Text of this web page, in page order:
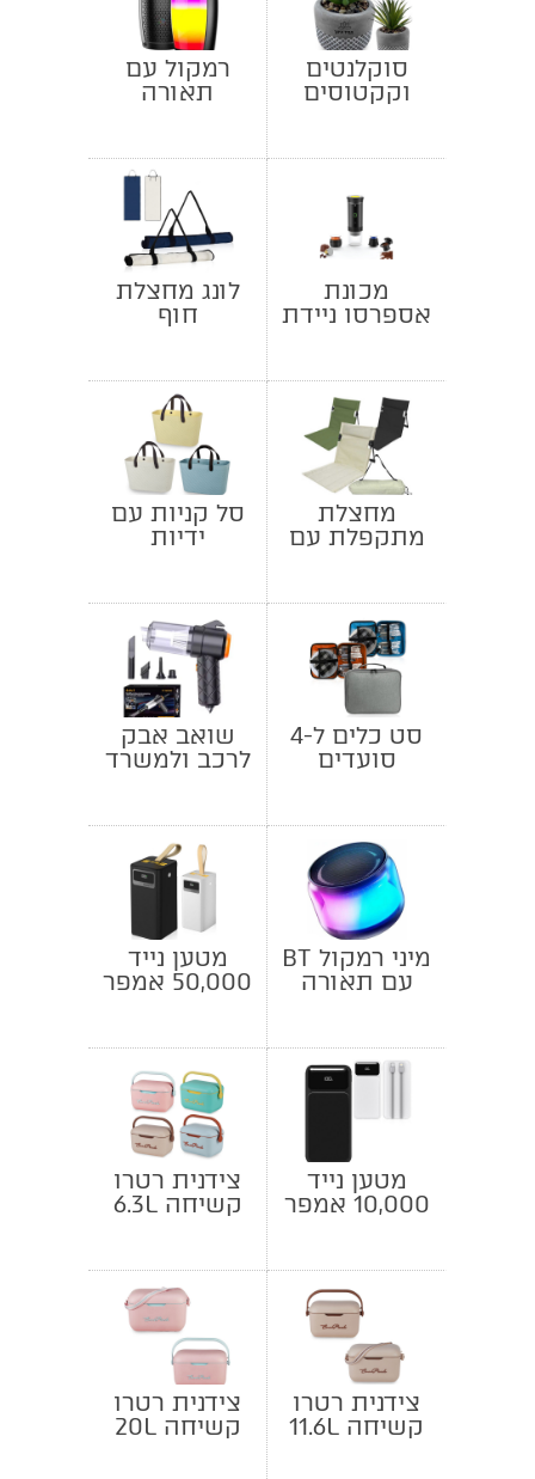
סוקלנטים
וקקטוסים
רמקול עם
תאורה
מכונת
אספרסו ניידת
לונג מחצלת
חוף
מחצלת
מתקפלת עם
סל קניות עם
ידיות
סט כלים ל-4
סועדים
שואב אבק
לרכב ולמשרד
מיני רמקול BT
עם תאורה
מטען נייד
50,000 אמפר
מטען נייד
10,000 אמפר
צידנית רטרו
קשיחה 6.3L
צידנית רטרו
קשיחה 11.6L
צידנית רטרו
קשיחה 20L